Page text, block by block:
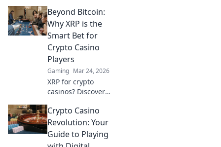
your gameplay!
Discover why
they're your
ultimate allies in
gaming success.
Beyond Bitcoin:
Why XRP is the
Smart Bet for
Crypto Casino
Players
Gaming Mar 24, 2026
XRP for crypto
casinos? Discover
cheaper, and
smarter than
Bitcoin for your
online gaming.
Crypto Casino
Revolution: Your
Guide to Playing